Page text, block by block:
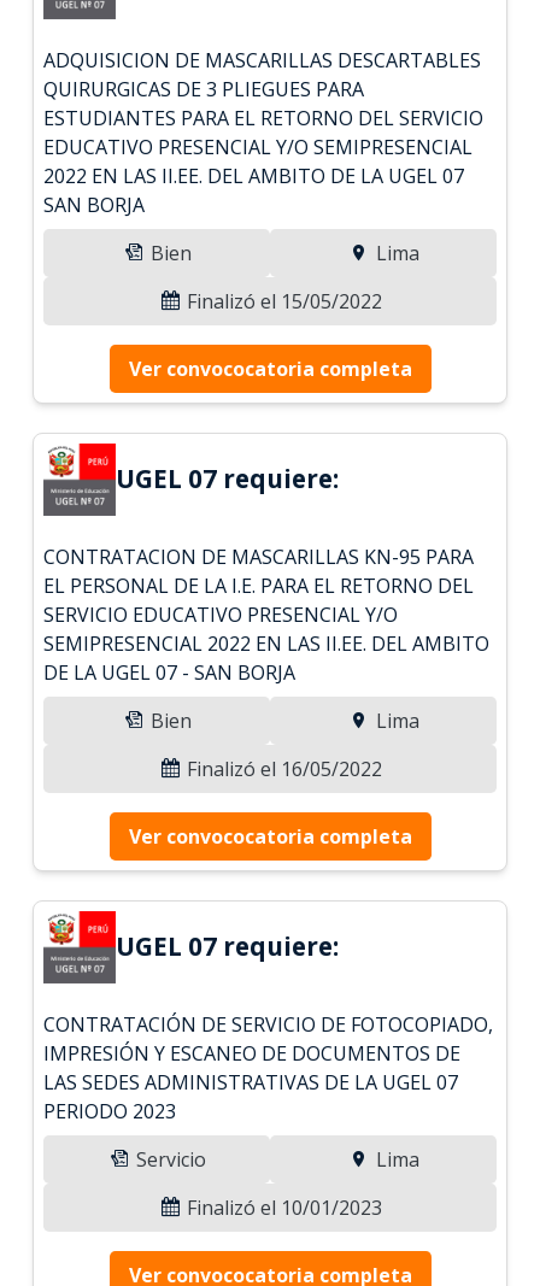
ADQUISICION DE MASCARILLAS DESCARTABLES
QUIRURGICAS DE 3 PLIEGUES PARA
ESTUDIANTES PARA EL RETORNO DEL SERVICIO
EDUCATIVO PRESENCIAL Y/O SEMIPRESENCIAL
2022 EN LAS II.EE. DEL AMBITO DE LA UGEL 07
SAN BORJA
Bien
Lima
Finalizó el 15/05/2022
Ver convococatoria completa
UGEL 07 requiere:
CONTRATACION DE MASCARILLAS KN-95 PARA
EL PERSONAL DE LA I.E. PARA EL RETORNO DEL
SERVICIO EDUCATIVO PRESENCIAL Y/O
SEMIPRESENCIAL 2022 EN LAS II.EE. DEL AMBITO
DE LA UGEL 07 - SAN BORJA
Bien
Lima
Finalizó el 16/05/2022
Ver convococatoria completa
UGEL 07 requiere:
CONTRATACIÓN DE SERVICIO DE FOTOCOPIADO,
IMPRESIÓN Y ESCANEO DE DOCUMENTOS DE
LAS SEDES ADMINISTRATIVAS DE LA UGEL 07
PERIODO 2023
Servicio
Lima
Finalizó el 10/01/2023
Ver convococatoria completa